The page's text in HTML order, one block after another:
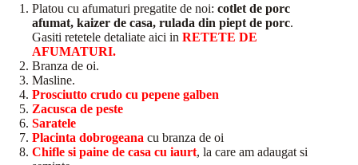
Platou cu afumaturi pregatite de noi: cotlet de porc
afumat, kaizer de casa, rulada din piept de porc.
Gasiti retetele detaliate aici in RETETE DE
AFUMATURI.
Branza de oi.
Masline.
Prosciutto crudo cu pepene galben
Zacusca de peste
Saratele
Placinta dobrogeana cu branza de oi
Chifle si paine de casa cu iaurt, la care am adaugat si